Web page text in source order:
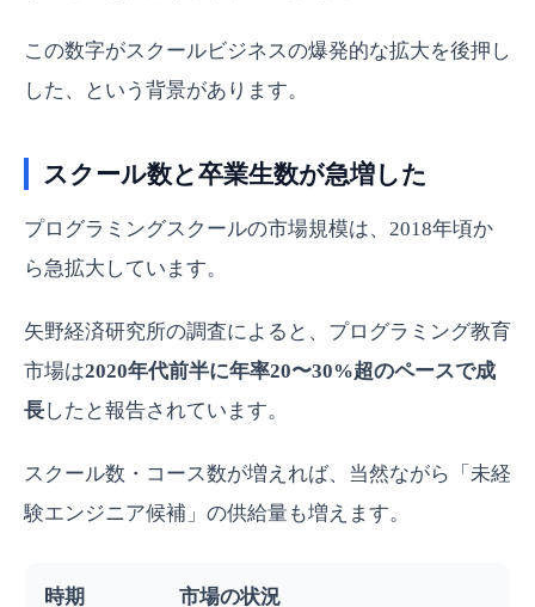
この数字がスクールビジネスの爆発的な拡大を後押し
した、という背景があります。
スクール数と卒業生数が急増した
プログラミングスクールの市場規模は、2018年頃か
ら急拡大しています。
矢野経済研究所の調査によると、プログラミング教育
市場は2020年代前半に年率20〜30%超のペースで成
長したと報告されています。
スクール数・コース数が増えれば、当然ながら「未経
験エンジニア候補」の供給量も増えます。
時期 市場の状況